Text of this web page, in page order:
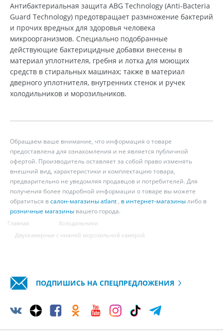
Антибактериальная защита ABG Technology (Anti-Bacteria
Guard Technology) предотвращает размножение бактерий
и прочих вредных для здоровья человека
микроорганизмов. Специально подобранные
действующие бактерицидные добавки внесены в
материал уплотнителя, гребня и лотка для моющих
средств в стиральных машинах; также в материал
дверного уплотнителя, внутренних стенок и ручек
холодильников и морозильников.
Обращаем ваше внимание, что информация о товаре
предоставлена для ознакомления и не является публичной
офертой. Производитель оставляет за собой право изменять
внешний вид, характеристики и комплектацию товара,
предварительно не уведомляя продавцов и потребителей. Для
получения более подробной информации о товаре вы можете
обратиться всалон-магазины atlant , в интернет-магазинылибо в
розничные магазины вашего города.
Главная
Холодильники
Двухкамерные с нижней морозильной камерой
ПОДПИШИСЬ НА СПЕЦПРЕДЛОЖЕНИЯ